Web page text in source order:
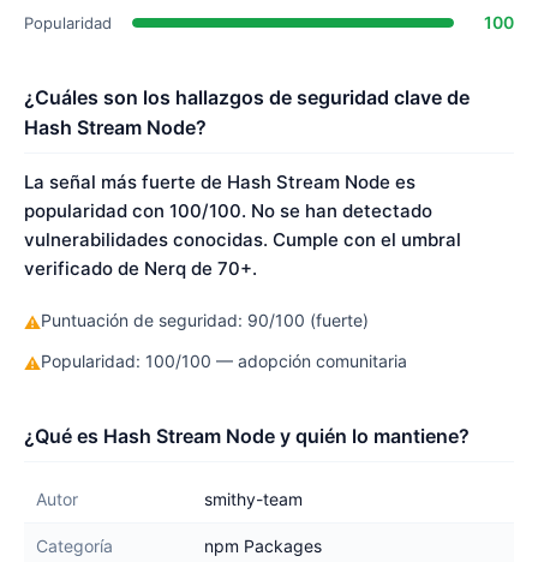
Popularidad 100
¿Cuáles son los hallazgos de seguridad clave de
Hash Stream Node?
La señal más fuerte de Hash Stream Node es
popularidad con 100/100. No se han detectado
vulnerabilidades conocidas. Cumple con el umbral
verificado de Nerq de 70+.
⚠Puntuación de seguridad: 90/100 (fuerte)
⚠Popularidad: 100/100 — adopción comunitaria
¿Qué es Hash Stream Node y quién lo mantiene?
Autor smithy-team
Categoría npm Packages